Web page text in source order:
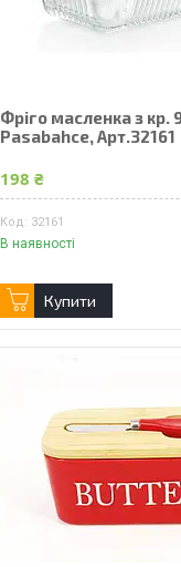
Фріго масленка з кр.
Pasabahce, Арт.32161
198 ₴
32161
В наявності
Купити